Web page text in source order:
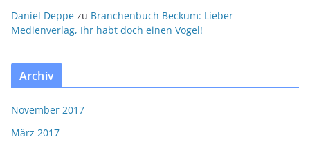
Daniel Deppe zu Branchenbuch Beckum: Lieber
Medienverlag, Ihr habt doch einen Vogel!
Archiv
November 2017
März 2017